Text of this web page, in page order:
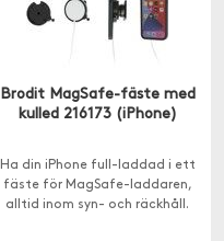
Brodit MagSafe-fäste med
kulled 216173 (iPhone)
Ha din iPhone full-laddad i ett
fäste för MagSafe-laddaren,
alltid inom syn- och räckhåll.